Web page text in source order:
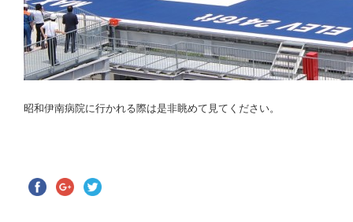
昭和伊南病院に行かれる際は是非眺めて見てください。